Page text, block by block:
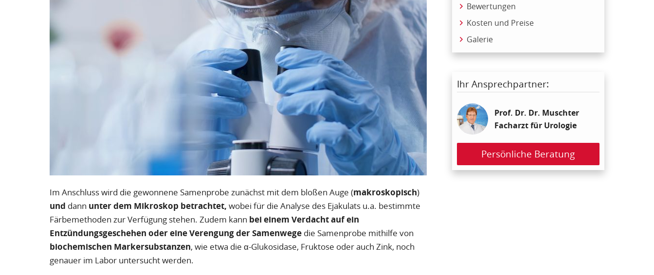
Im Anschluss wird die gewonnene Samenprobe zunächst mit dem bloßen Auge (makroskopisch)
und dann unter dem Mikroskop betrachtet, wobei für die Analyse des Ejakulats u.a. bestimmte
Färbemethoden zur Verfügung stehen. Zudem kann bei einem Verdacht auf ein
Entzündungsgeschehen oder eine Verengung der Samenwege die Samenprobe mithilfe von
biochemischen Markersubstanzen, wie etwa die α-Glukosidase, Fruktose oder auch Zink, noch
genauer im Labor untersucht werden.
Bewertungen
Kosten und Preise
Galerie
Ihr Ansprechpartner:
Prof. Dr. Dr. Muschter
Facharzt für Urologie
Persönliche Beratung